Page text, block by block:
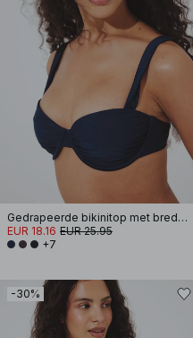
Gedrapeerde bikinitop met brede band
EUR 18.16 EUR 25.95
+7
-30%